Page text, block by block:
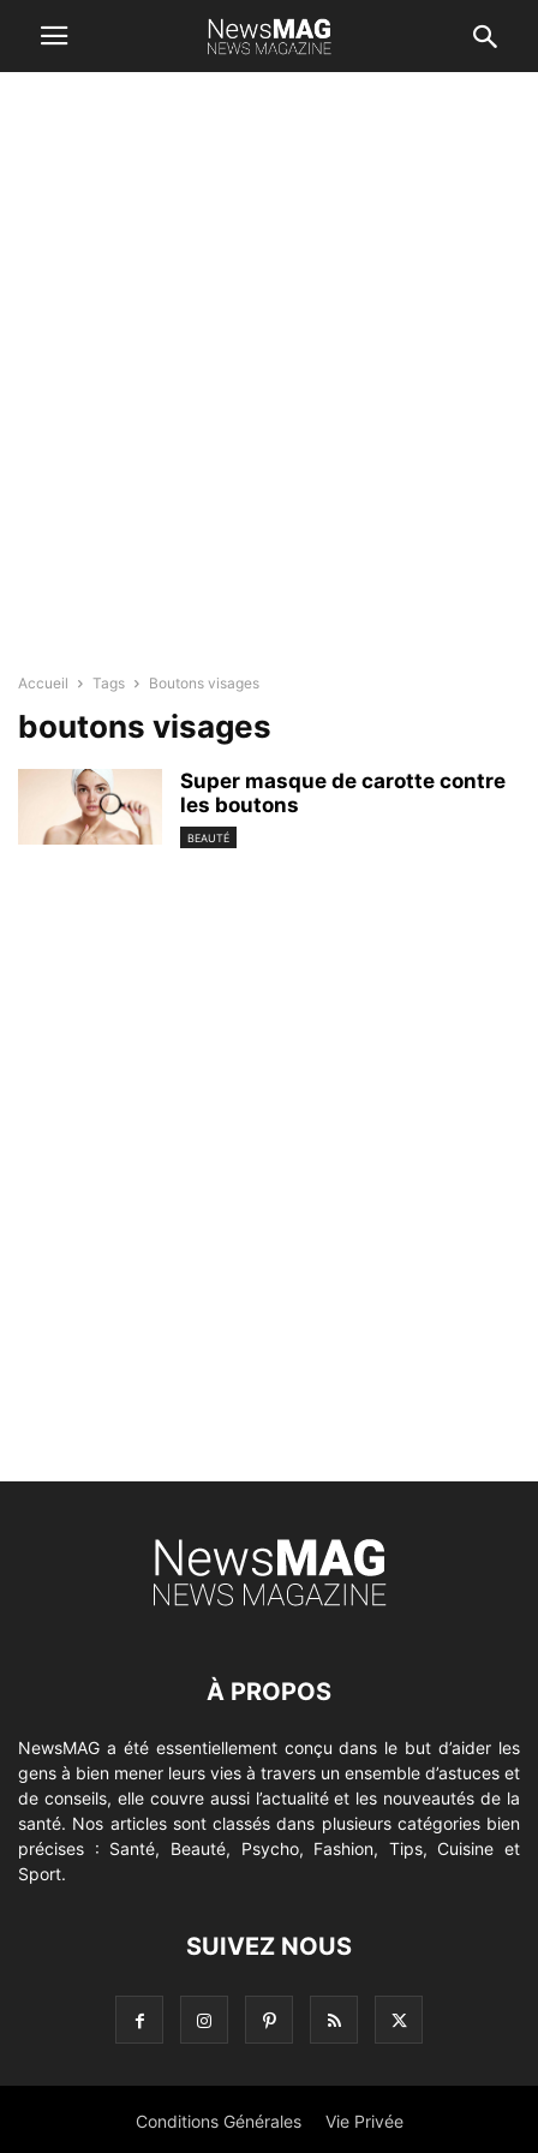
Accueil Tags Boutons visages
boutons visages
Super masque de carotte contre
les boutons
BEAUTÉ
À PROPOS
NewsMAG a été essentiellement conçu dans le but d’aider les
gens à bien mener leurs vies à travers un ensemble d’astuces et
de conseils, elle couvre aussi l’actualité et les nouveautés de la
santé. Nos articles sont classés dans plusieurs catégories bien
précises : Santé, Beauté, Psycho, Fashion, Tips, Cuisine et
Sport.
SUIVEZ NOUS
Conditions Générales Vie Privée